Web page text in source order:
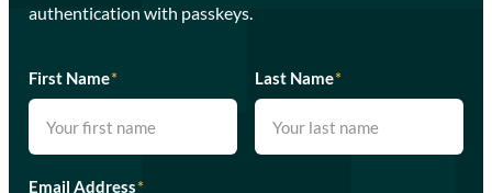
authentication with passkeys.
First Name* Last Name*
Email Address*